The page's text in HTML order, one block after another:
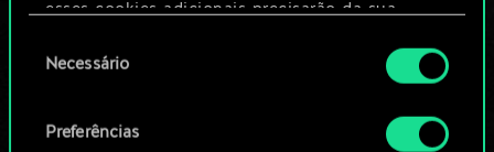
esses cookies adicionais precisarão da sua
Você encontrará todos os detalhes sobre o uso
de cookies e poderá ajustar as suas preferências
no menu "Configurações" abaixo.
deNecessário
Preferências
Navegue pelos baralhos da